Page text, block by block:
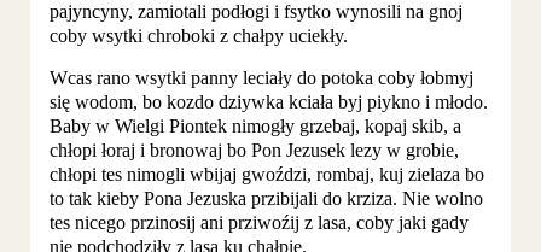
pajyncyny, zamiotali podłogi i fsytko wynosili na gnoj
coby wsytki chroboki z chałpy uciekły.
Wcas rano wsytki panny leciały do potoka coby łobmyj
się wodom, bo kozdo dziywka kciała byj piykno i młodo.
Baby w Wielgi Piontek nimogły grzebaj, kopaj skib, a
chłopi łoraj i bronowaj bo Pon Jezusek lezy w grobie,
chłopi tes nimogli wbijaj gwoździ, rombaj, kuj zielaza bo
to tak kieby Pona Jezuska przibijali do krziza. Nie wolno
tes nicego przinosij ani prziwoźij z lasa, coby jaki gady
nie podchodziły z lasa ku chałpie.